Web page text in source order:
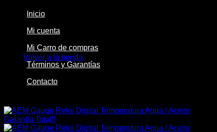
Volver a la tienda
Inicio
Mi cuenta
Mi Carro de compras
Términos y Garantías
Contacto